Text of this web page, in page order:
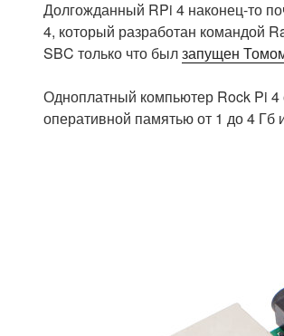
Долгожданный RPi 4 наконец-то
4, который разработан командой
SBC только что былзапущен
Одноплатный компьютер Rock Pi
оперативной памятью от 1 до 4 Гб